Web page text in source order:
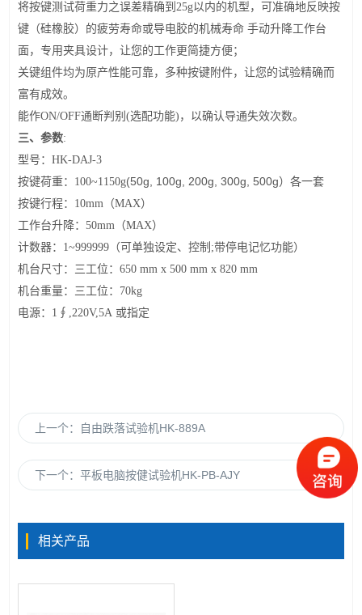
将按键测试荷重力之误差精确到25g以内的机型，可准确地反映按
键（硅橡胶）的疲劳寿命或导电胶的机械寿命 手动升降工作台
面，专用夹具设计，让您的工作更简捷方便；
关键组件均为原产性能可靠，多种按键附件，让您的试验精确而
富有成效。
能作ON/OFF通断判别(选配功能) ，以确认导通失效次数。
三、参数:
型号 ：HK-DAJ-3
按键荷重： 100~1150g(50g, 100g, 200g, 300g, 500g）各一套
按键行程： 10mm （MAX）
工作台升降：50mm （MAX）
计数器： 1~999999 （可单独设定、控制 ;带停电记忆功能）
机台尺寸： 三工位：650 mm x500 mm x 820 mm
机台重量： 三工位： 70kg
电源 ： 1∮,220V,5A 或指定
上一个： 自由跌落试验机HK-889A
下一个：平板电脑按健试验机HK-PB-AJY
相关产品